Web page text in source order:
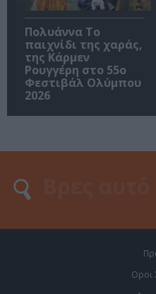
Πολυάννα Το
παιχνίδι της χαράς,
της Κάρμεν
Ρουγγέρη στο 55ο
Φεστιβάλ Ολύμπου
2026
Οροι